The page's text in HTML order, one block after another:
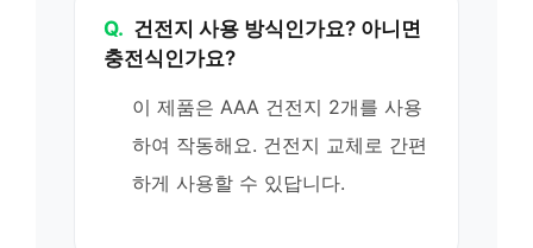
Q. 건전지 사용 방식인가요? 아니면
충전식인가요?
이 제품은 AAA 건전지 2개를 사용
하여 작동해요. 건전지 교체로 간편
하게 사용할 수 있답니다.